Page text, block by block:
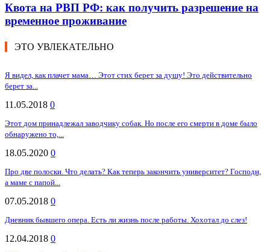
Квота на РВП РФ: как получить разрешение на
временное проживание
ЭТО УВЛЕКАТЕЛЬНО
Я видел, как плачет мама… Этот стих берет за душу! Это действительно
берет за...
11.05.2018 0
Этот дом принадлежал заводчику собак. Но после его смерти в доме было
обнаружено то,...
18.05.2020 0
Про две полоски. Что делать? Как теперь закончить университет? Господи,
а маме с папой...
07.05.2018 0
Дневник бывшего опера. Есть ли жизнь после работы. Хохотал до слез!
12.04.2018 0